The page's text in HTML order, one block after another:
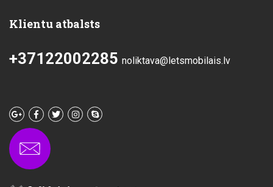
Klientu atbalsts
+37122002285 noliktava@letsmobilais.lv